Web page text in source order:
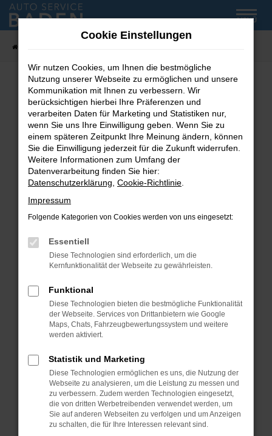
Zum
Hauptinhalt
MENÜ
Fehler: Network Error
Beim Laden ist ein Fehler aufgetreten.
Hier sind ein paar Tipps, die dir helfen können:
Überprüfe deine Firewall und deine
Internetverbindung.
Laden andere Webseiten, zum Beispiel deine
Suchmaschine?
Prüfe deine Browsererweiterungen.
können das Laden bestimmter Seiten
verhindern. Funktioniert die Seite in einem
Fenster?
Starte dein Gerät neu.
Das kann manchmal helfen, vorübergehende
Probleme zu beheben.
Betriebssystem auf dem neuesten Stand
sind.
Veraltete Software birgt nicht nur ein
Sicherheitsrisiko, sondern kann auch dazu
führen, dass bestimmte Funktionen nicht mehr
unterstützt werden.
Cookie Einstellungen
Wir nutzen Cookies, um Ihnen die bestmögliche
Nutzung unserer Webseite zu ermöglichen und unsere
Kommunikation mit Ihnen zu verbessern. Wir
berücksichtigen hierbei Ihre Präferenzen und
verarbeiten Daten für Marketing und Statistiken nur,
wenn Sie uns Ihre Einwilligung geben. Wenn Sie zu
einem späteren Zeitpunkt Ihre Meinung ändern, können
Sie die Einwilligung jederzeit für die Zukunft widerrufen.
Weitere Informationen zum Umfang der
Datenverarbeitung finden Sie hier:
Datenschutzerklärung Cookie-Richtlinie
Impressum
Folgende Kategorien von Cookies werden von uns eingesetzt:
Essentiell
Diese Technologien sind erforderlich, um die
Kernfunktionalität der Webseite zu gewährleisten.
Funktional
Diese Technologien bieten die bestmögliche Funktionalität
der Webseite. Services von Drittanbietern wie Google
Maps, Chats, Fahrzeugbewertungssystem und weitere
werden aktiviert.
Statistik und Marketing
Diese Technologien ermöglichen es uns, die Nutzung der
Webseite zu analysieren, um die Leistung zu messen und
zu verbessern. Zudem werden Technologien eingesetzt,
die von dritten Werbetreibenden verwendet werden, um
Sie auf anderen Webseiten zu verfolgen und um Anzeigen
zu schalten, die für Ihre Interessen relevant sind.